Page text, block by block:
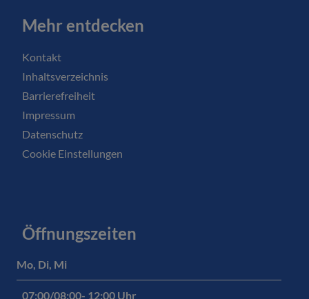
Mehr entdecken
Kontakt
Inhaltsverzeichnis
Barrierefreiheit
Impressum
Datenschutz
Cookie Einstellungen
Öffnungszeiten
Mo, Di, Mi
07:00/08:00- 12:00 Uhr